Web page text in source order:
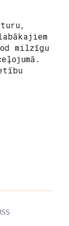
milzīgu